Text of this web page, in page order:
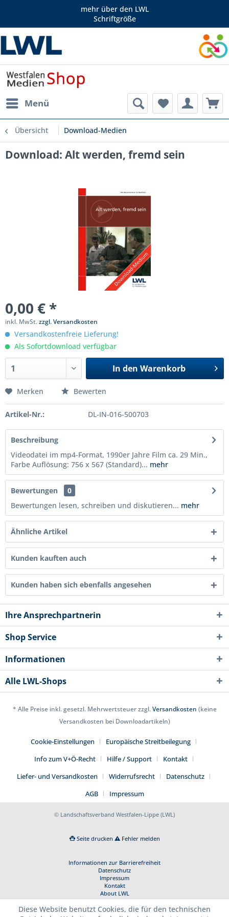
mehr über den LWL
Schriftgröße
Menü
Übersicht Download-Medien
Download: Alt werden, fremd sein
0,00 € *
inkl. MwSt.zzgl. Versandkosten
Versandkostenfreie Lieferung!
Als Sofortdownload verfügbar
In den Warenkorb
Merken Bewerten
Artikel-Nr.: DL-IN-016-500703
Beschreibung
Videodatei im mp4-Format, 1990er Jahre Film ca. 29 Min.,
Farbe Auflösung: 756 x 567 (Standard)... mehr
Bewertungen
0
Bewertungen lesen, schreiben und diskutieren... mehr
Ähnliche Artikel
Kunden kauften auch
Kunden haben sich ebenfalls angesehen
Ihre Ansprechpartnerin
Shop Service
Informationen
Alle LWL-Shops
* Alle Preise inkl. gesetzl. Mehrwertsteuer zzgl.Versandkosten (keine
Versandkosten bei Downloadartikeln)
Cookie-Einstellungen
Europäische Streitbeilegung
Info zum V+Ö-Recht
Hilfe / Support
Kontakt
Liefer- und Versandkosten
Widerrufsrecht
Datenschutz
AGB
Impressum
© Landschaftsverband Westfalen-Lippe (LWL)
Seite drucken Fehler melden
Informationen zur Barrierefreiheit
Datenschutz
Impressum
Kontakt
About LWL
Diese Website benutzt Cookies, die für den technischen